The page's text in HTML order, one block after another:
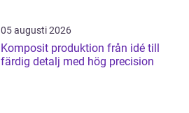
05 augusti 2026
Komposit produktion från idé till
färdig detalj med hög precision